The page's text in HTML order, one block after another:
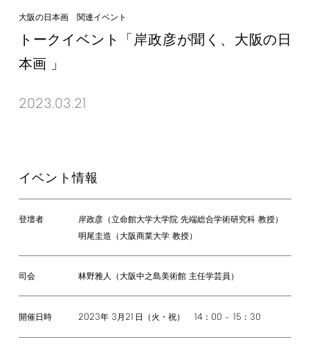
大阪の日本画 関連イベント
トークイベント「岸政彦が聞く、大阪の日
本画 」
2023.03.21
イベント情報
登壇者
岸政彦（立命館大学大学院 先端総合学術研究科 教授）
明尾圭造（大阪商業大学 教授）
司会 林野雅人（大阪中之島美術館 主任学芸員）
開催日時 2023年 3月 21 日（火・祝） 14： 00 – 15 ： 30